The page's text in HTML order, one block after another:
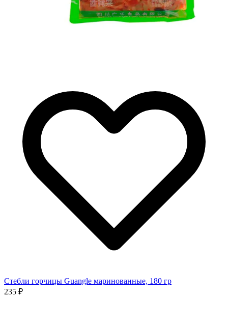
Стебли горчицы Guangle маринованные, 180 гр
235 ₽